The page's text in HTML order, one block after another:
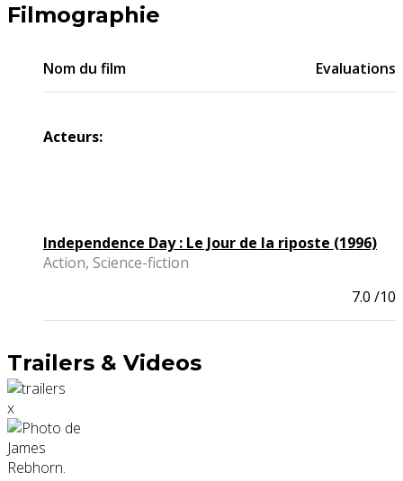
Filmographie
Nom du film Evaluations
Acteurs:
Independence Day : Le Jour de la riposte (1996)
Action, Science-fiction
7.0 /10
Trailers & Videos
x